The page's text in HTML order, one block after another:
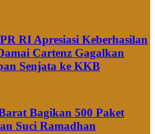
RI Apresiasi Keberhasilan
Cartenz Gagalkan
Senjata ke KKB
Bagikan 500 Paket
Suci Ramadhan